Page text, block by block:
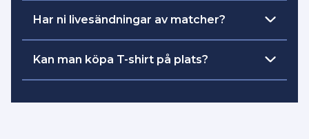
Har ni livesändningar av matcher?
Ja det har vi, ni kommer kunna hitta dem
i innebandy play appen.
Ni hittar det på denna sida.
Kan man köpa T-shirt på plats?